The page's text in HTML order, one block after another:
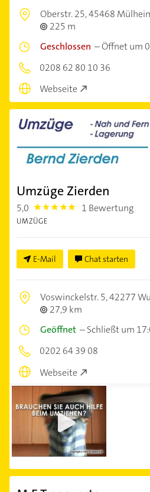
Oberstr. 25,45468
225 m
Geschlossen –Öffnet um
0208 62 80 10 36
Webseite
Umzüge Zierden
5,0 5.0 1 Bewertung
UMZÜGE
E-Mail Chat starten
Voswinckelstr. 5,42277
27,9 km
Geöffnet –Schließt um
0202 64 39 08
Webseite